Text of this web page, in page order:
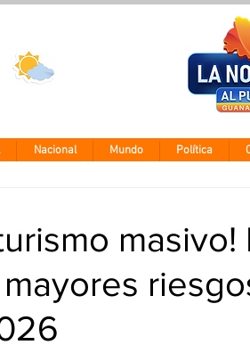
Nacional Mundo Política
masivo!